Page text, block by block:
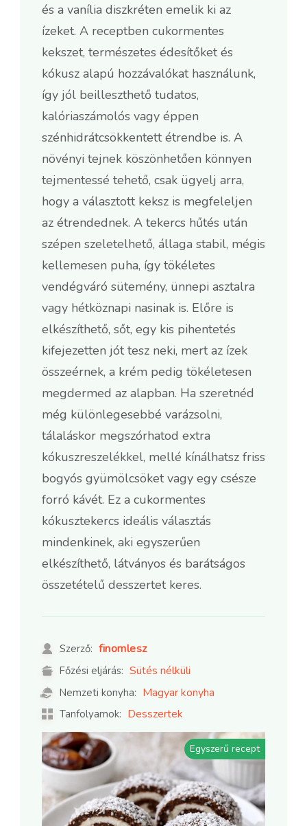
és a vanília diszkréten emelik ki az
ízeket. A receptben cukormentes
kekszet, természetes édesítőket és
kókusz alapú hozzávalókat használunk,
így jól beilleszthető tudatos,
kalóriaszámolós vagy éppen
szénhidrátcsökkentett étrendbe is. A
növényi tejnek köszönhetően könnyen
tejmentessé tehető, csak ügyelj arra,
hogy a választott keksz is megfeleljen
az étrendednek. A tekercs hűtés után
szépen szeletelhető, állaga stabil, mégis
kellemesen puha, így tökéletes
vendégváró sütemény, ünnepi asztalra
vagy hétköznapi nasinak is. Előre is
elkészíthető, sőt, egy kis pihentetés
kifejezetten jót tesz neki, mert az ízek
összeérnek, a krém pedig tökéletesen
megdermed az alapban. Ha szeretnéd
még különlegesebbé varázsolni,
tálaláskor megszórhatod extra
kókuszreszelékkel, mellé kínálhatsz friss
bogyós gyümölcsöket vagy egy csésze
forró kávét. Ez a cukormentes
kókusztekercs ideális választás
mindenkinek, aki egyszerűen
elkészíthető, látványos és barátságos
összetételű desszertet keres.
Szerző: finomlesz
Főzési eljárás: Sütés nélküli
Nemzeti konyha: Magyar konyha
Tanfolyamok: Desszertek
Egyszerű recept